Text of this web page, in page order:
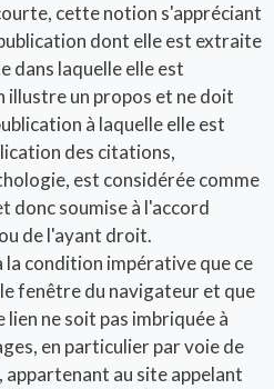
cette notion s'appréciant
dont elle est extraite
dans laquelle elle est
un propos et ne doit
à laquelle elle est
des citations,
est considérée comme
donc soumise à l'accord
de l'ayant droit.
la condition impérative que ce
fenêtre du navigateur et que
ne soit pas imbriquée à
en particulier par voie de
au site appelant